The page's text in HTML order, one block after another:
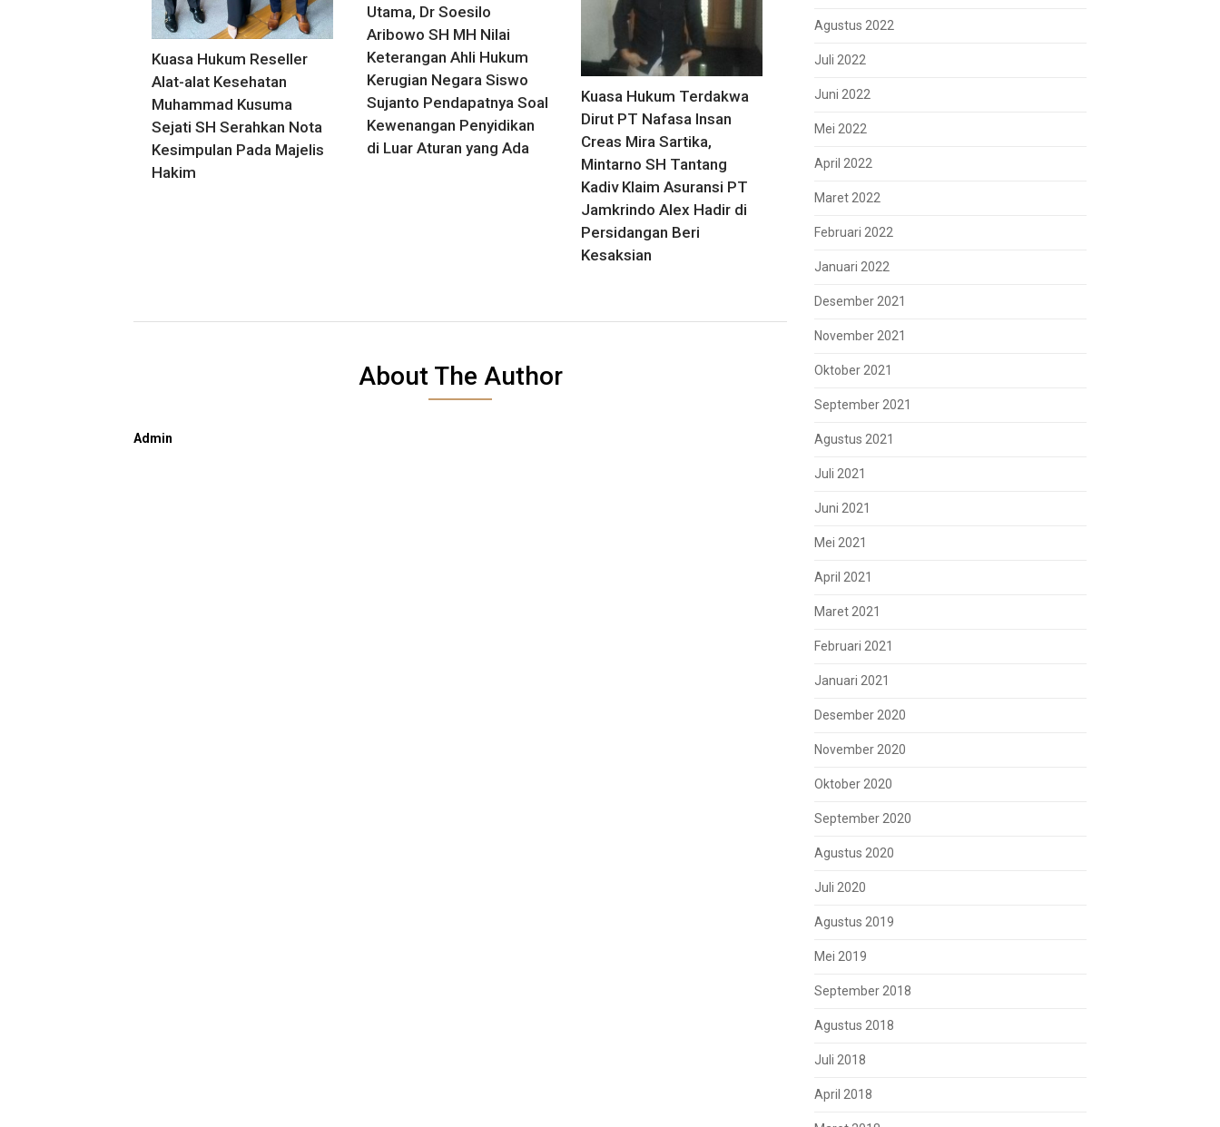
Kuasa Hukum Reseller
Alat-alat Kesehatan
Muhammad Kusuma
Sejati SH Serahkan Nota
Kesimpulan Pada Majelis
Hakim
Utama, Dr Soesilo
Aribowo SH MH Nilai
Keterangan Ahli Hukum
Kerugian Negara Siswo
Sujanto Pendapatnya Soal
Kewenangan Penyidikan
di Luar Aturan yang Ada
Kuasa Hukum Terdakwa
Dirut PT Nafasa Insan
Creas Mira Sartika,
Mintarno SH Tantang
Kadiv Klaim Asuransi PT
Jamkrindo Alex Hadir di
Persidangan Beri
Kesaksian
About The Author
Admin
Agustus 2022
Juli 2022
Juni 2022
Mei 2022
April 2022
Maret 2022
Februari 2022
Januari 2022
Desember 2021
November 2021
Oktober 2021
September 2021
Agustus 2021
Juli 2021
Juni 2021
Mei 2021
April 2021
Maret 2021
Februari 2021
Januari 2021
Desember 2020
November 2020
Oktober 2020
September 2020
Agustus 2020
Juli 2020
Agustus 2019
Mei 2019
September 2018
Agustus 2018
Juli 2018
April 2018